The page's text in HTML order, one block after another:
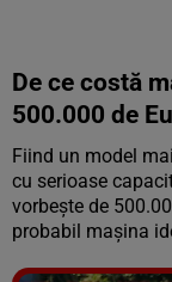
De ce costă
500.000 de
Fiind un model
cu serioase
vorbește de
probabil mașina